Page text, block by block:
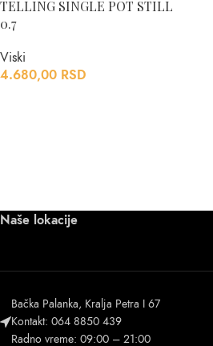
TELLING SINGLE POT STILL
0.7
Viski
4.680,00 RSD
Naše lokacije
Bačka Palanka, Kralja Petra I 67
Kontakt: 064 8850 439
Radno vreme: 09:00 – 21:00